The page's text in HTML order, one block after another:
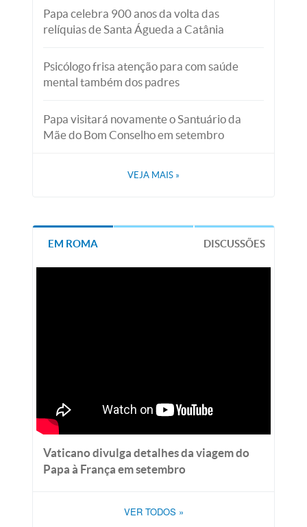
Papa celebra 900 anos da volta das
relíquias de Santa Águeda a Catânia
Psicólogo frisa atenção para com saúde
mental também dos padres
Papa visitará novamente o Santuário da
Mãe do Bom Conselho em setembro
VEJA MAIS »
EM ROMA DISCUSSÕES
Vaticano divulga detalhes da viagem do
Papa à França em setembro
VER TODOS »